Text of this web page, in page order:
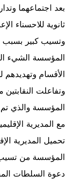
بعد اجتماعهما
ثانوية للاحسناء
وتسيب كبير بسبب
المؤسسة الشيء
الأقسام وتهديدهم
وتفاعلت
المؤسسة والذي
مع المديرية
تحميل المديرية
المؤسسة من
دعوة السلطات